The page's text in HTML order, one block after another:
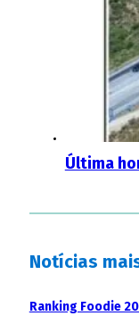
Última
Notícias
Ranking Foodie